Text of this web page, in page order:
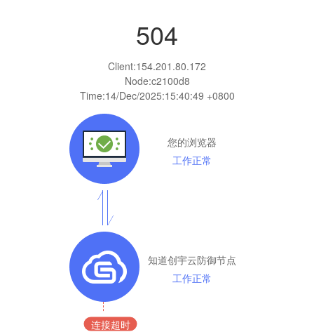
504
Client:154.201.80.172
Node:c2100d8
Time:14/Dec/2025:15:40:49 +0800
您的浏览器
工作正常
知道创宇云防御节点
工作正常
连接超时